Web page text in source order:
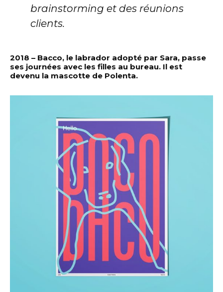
brainstorming et des réunions
clients.
2018 – Bacco, le labrador adopté par Sara, passe
ses journées avec les filles au bureau. Il est
devenu la mascotte de Polenta.